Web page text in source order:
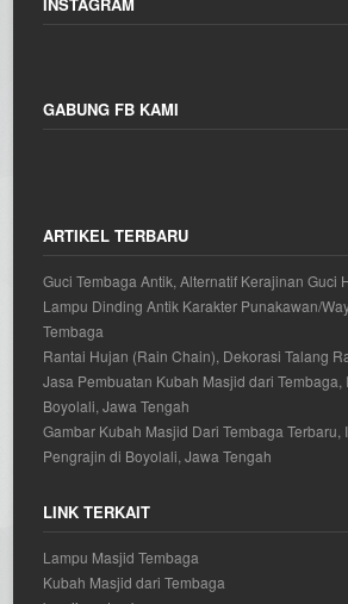
INSTAGRAM
GABUNG FB KAMI
ARTIKEL TERBARU
Guci Tembaga Antik, Alternatif Kerajinan Guci
Lampu Dinding Antik Karakter Punakawan/
Tembaga
Rantai Hujan (Rain Chain), Dekorasi Talang
Jasa Pembuatan Kubah Masjid dari Tembaga,
Boyolali, Jawa Tengah
Gambar Kubah Masjid Dari Tembaga Terbaru,
Pengrajin di Boyolali, Jawa Tengah
LINK TERKAIT
Lampu Masjid Tembaga
Kubah Masjid dari Tembaga